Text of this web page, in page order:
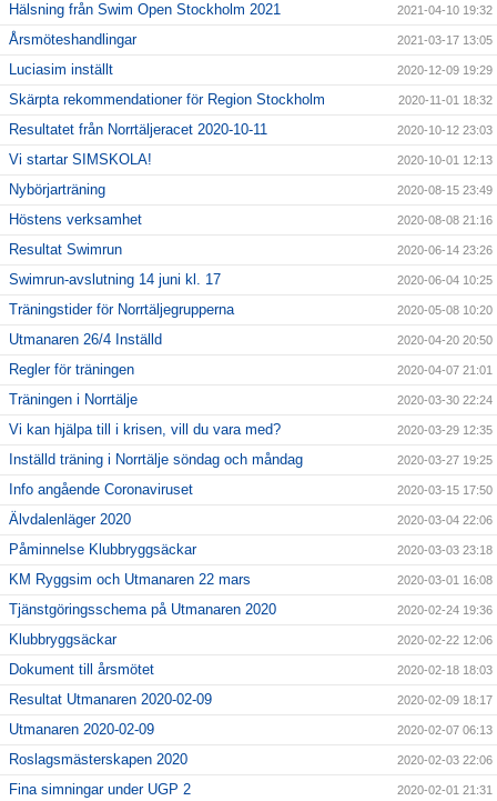
Hälsning från Swim Open Stockholm 2021 2021-04-10 19:32
Årsmöteshandlingar 2021-03-17 13:05
Luciasim inställt 2020-12-09 19:29
Skärpta rekommendationer för Region Stockholm 2020-11-01 18:32
Resultatet från Norrtäljeracet 2020-10-11 2020-10-12 23:03
Vi startar SIMSKOLA! 2020-10-01 12:13
Nybörjarträning 2020-08-15 23:49
Höstens verksamhet 2020-08-08 21:16
Resultat Swimrun 2020-06-14 23:26
Swimrun-avslutning 14 juni kl. 17 2020-06-04 10:25
Träningstider för Norrtäljegrupperna 2020-05-08 10:20
Utmanaren 26/4 Inställd 2020-04-20 20:50
Regler för träningen 2020-04-07 21:01
Träningen i Norrtälje 2020-03-30 22:24
Vi kan hjälpa till i krisen, vill du vara med? 2020-03-29 12:35
Inställd träning i Norrtälje söndag och måndag 2020-03-27 19:25
Info angående Coronaviruset 2020-03-15 17:50
Älvdalenläger 2020 2020-03-04 22:06
Påminnelse Klubbryggsäckar 2020-03-03 23:18
KM Ryggsim och Utmanaren 22 mars 2020-03-01 16:08
Tjänstgöringsschema på Utmanaren 2020 2020-02-24 19:36
Klubbryggsäckar 2020-02-22 12:06
Dokument till årsmötet 2020-02-18 18:03
Resultat Utmanaren 2020-02-09 2020-02-09 18:17
Utmanaren 2020-02-09 2020-02-07 06:13
Roslagsmästerskapen 2020 2020-02-03 22:06
Fina simningar under UGP 2 2020-02-01 21:31